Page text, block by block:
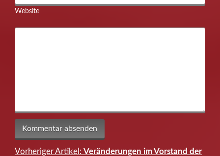
Website
Beitragsnavigation
Vorheriger Artikel: Veränderungen im Vorstand der